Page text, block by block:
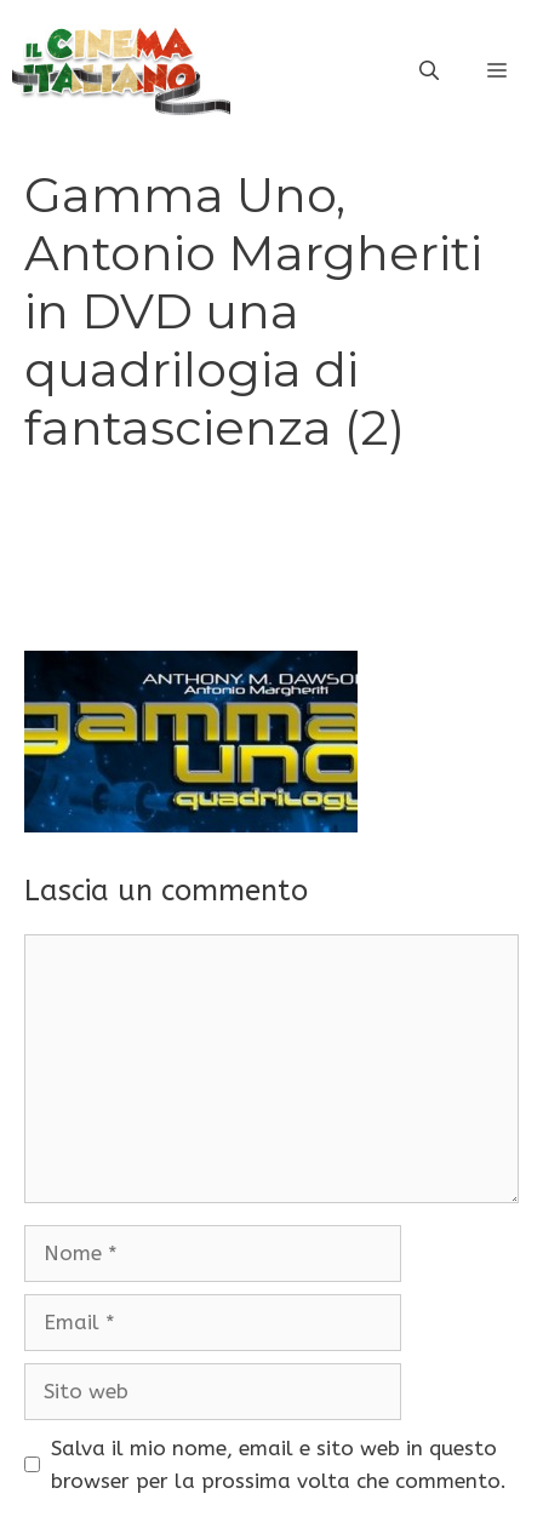
contenuto
Gamma Uno,
Antonio Margheriti
in DVD una
quadrilogia di
fantascienza (2)
Lascia un commento
Salva il mio nome, email e sito web in questo
browser per la prossima volta che commento.